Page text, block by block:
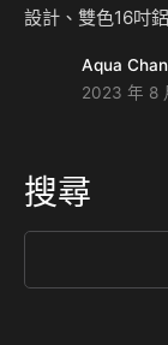
設計、雙色16吋
Mazda2以現行
單一車系編成
能(RCTA)及6 具
完整的安全及便
Aqua
2023 年 8
搜尋